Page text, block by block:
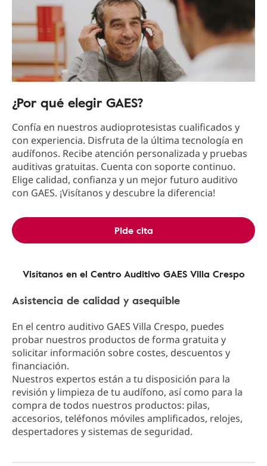
¿Por qué elegir GAES?
Confía en nuestros audioprotesistas cualificados y
con experiencia. Disfruta de la última tecnología en
audífonos. Recibe atención personalizada y pruebas
auditivas gratuitas. Cuenta con soporte continuo.
Elige calidad, confianza y un mejor futuro auditivo
con GAES. ¡Visítanos y descubre la diferencia!
Pide cita
Visítanos en el Centro Auditivo GAES Villa Crespo
Asistencia de calidad y asequible
En el centro auditivo GAES Villa Crespo, puedes
probar nuestros productos de forma gratuita y
solicitar información sobre costes, descuentos y
financiación.
Nuestros expertos están a tu disposición para la
revisión y limpieza de tu audífono, así como para la
compra de todos nuestros productos: pilas,
accesorios, teléfonos móviles amplificados, relojes,
despertadores y sistemas de seguridad.